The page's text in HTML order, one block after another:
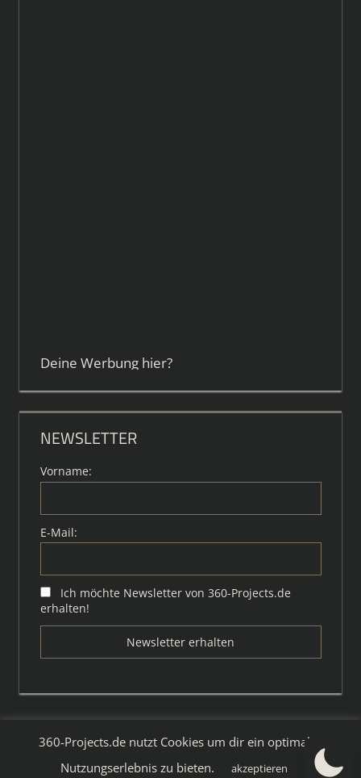
Deine Werbung hier?
NEWSLETTER
Vorname:
E-Mail:
Ich möchte Newsletter von 360-Projects.de
erhalten!
WordPress-Theme: Tortuga von ThemeZee.
360-Projects.de nutzt Cookies um dir ein optimales
Nutzungserlebnis zu bieten.
akzeptieren